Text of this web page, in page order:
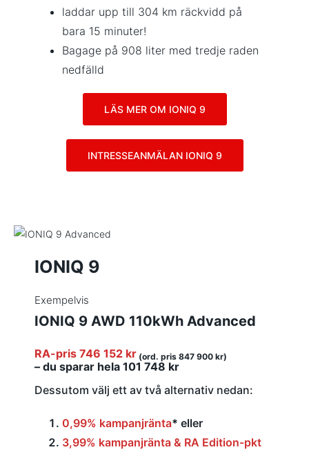
laddar upp till 304 km räckvidd på
bara 15 minuter!
Bagage på 908 liter med tredje raden
nedfälld
LÄS MER OM IONIQ 9
INTRESSEANMÄLAN IONIQ 9
IONIQ 9
Exempelvis
IONIQ 9 AWD 110kWh Advanced
RA-pris 746 152 kr (ord. pris 847 900 kr)
– du sparar hela 101 748 kr
Dessutom välj ett av två alternativ nedan:
0,99% kampanjränta* eller
3,99% kampanjränta & RA Edition-pkt